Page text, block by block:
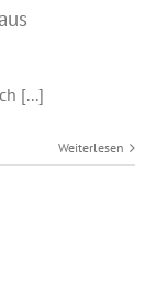
[...]
Weiterlesen